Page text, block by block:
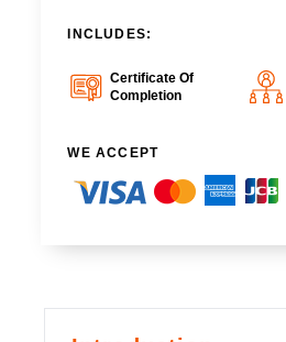
INCLUDES:
Certificate Of
Completion
WE ACCEPT